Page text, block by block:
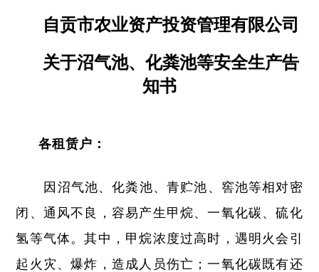
自贡市农业资产投资管理有限公司
关于沼气池、化粪池等安全生产告
知书
各租赁户：
因沼气池、化粪池、青贮池、窖池等相对密
闭、通风不良，容易产生甲烷、一氧化碳、硫化
氢等气体。其中，甲烷浓度过高时，遇明火会引
起火灾、爆炸，造成人员伤亡；一氧化碳既有还